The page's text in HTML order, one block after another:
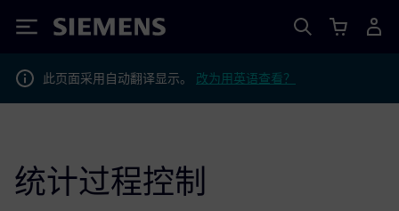
Siemens
此页面采用自动翻译显示。 改为用英语查看？
统计过程控制